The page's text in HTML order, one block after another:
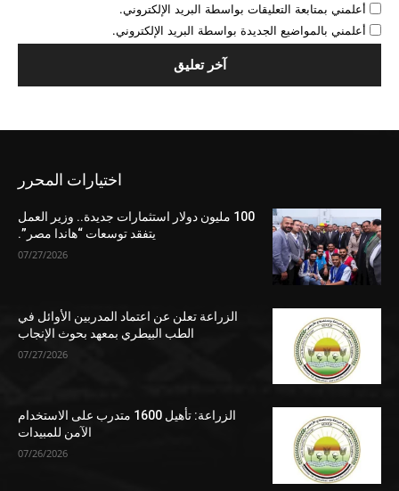
أعلمني بمتابعة التعليقات بواسطة البريد الإلكتروني.
أعلمني بالمواضيع الجديدة بواسطة البريد الإلكتروني.
اختيارات المحرر
100 مليون دولار استثمارات جديدة.. وزير العمل
يتفقد توسعات “هاندا مصر”.
07/27/2026
الزراعة تعلن عن اعتماد المدربين الأوائل في
الطب البيطري بمعهد بحوث الإنجاب
07/27/2026
الزراعة: تأهيل 1600 متدرب على الاستخدام
الآمن للمبيدات
07/26/2026